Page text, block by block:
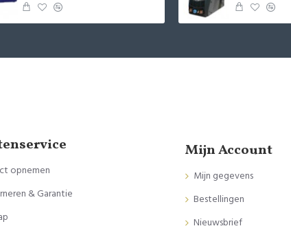
opnemen
& Garantie
Mijn Account
Mijn gegevens
Bestellingen
Nieuwsbrief